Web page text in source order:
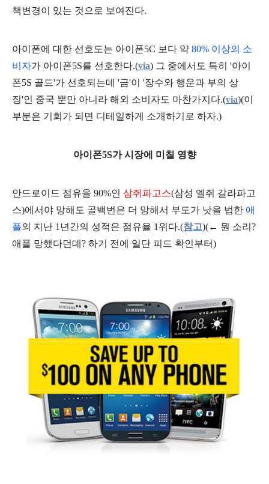
책변경이 있는 것으로 보여진다.
아이폰에 대한 선호도는 아이폰5C 보다 약 80% 이상의 소
비자가 아이폰5S를 선호한다.(via) 그 중에서도 특히 '아이
폰5S 골드'가 선호되는데 '금'이 '장수와 행운과 부의 상
징'인 중국 뿐만 아니라 해외 소비자도 마찬가지다.(via)(이
부분은 기회가 되면 디테일하게 소개하기로 하자.)
아이폰5S가 시장에 미칠 영향
안드로이드 점유율 90%인 삼쥐파고스(삼성 엘쥐 갈라파고
스)에서야 망해도 골백번은 더 망해서 부도가 낫을 법한 애
플의 지난 1년간의 성적은 점유율 1위다.(참고)(← 뭔 소리?
애플 망했다던데? 하기 전에 일단 피드 확인부터)